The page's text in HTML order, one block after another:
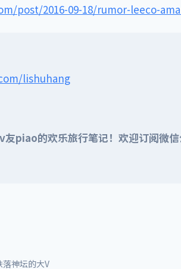
post/2016-09-18/rumor-leeco-
lishuhang
友piao的欢乐旅行笔记！欢迎订阅微
神坛的大V